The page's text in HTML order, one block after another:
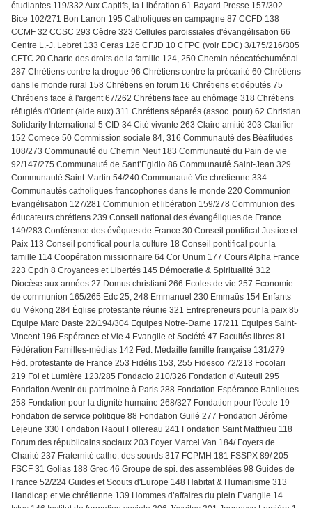
étudiantes 119/332 Aux Captifs, la Libération 61 Bayard Presse 157/302
Bice 102/271 Bon Larron 195 Catholiques en campagne 87 CCFD 138
CCMF 32 CCSC 293 Cèdre 323 Cellules paroissiales d'évangélisation 66
Centre L.-J. Lebret 133 Ceras 126 CFJD 10 CFPC (voir EDC) 3/175/216/305
CFTC 20 Charte des droits de la famille 124, 250 Chemin néocatéchuménal
287 Chrétiens contre la drogue 96 Chrétiens contre la précarité 60 Chrétiens
dans le monde rural 158 Chrétiens en forum 16 Chrétiens et députés 75
Chrétiens face à l'argent 67/262 Chrétiens face au chômage 318 Chrétiens
réfugiés d'Orient (aide aux) 311 Chrétiens séparés (assoc. pour) 62 Christian
Solidarity International 5 CID 34 Cité vivante 263 Claire amitié 303 Clarifier
152 Comece 50 Commission sociale 84, 316 Communauté des Béatitudes
108/273 Communauté du Chemin Neuf 183 Communauté du Pain de vie
92/147/275 Communauté de Sant’Egidio 86 Communauté Saint-Jean 329
Communauté Saint-Martin 54/240 Communauté Vie chrétienne 334
Communautés catholiques francophones dans le monde 220 Communion
Evangélisation 127/281 Communion et libération 159/278 Communion des
éducateurs chrétiens 239 Conseil national des évangéliques de France
149/283 Conférence des évêques de France 30 Conseil pontifical Justice et
Paix 113 Conseil pontifical pour la culture 18 Conseil pontifical pour la
famille 114 Coopération missionnaire 64 Cor Unum 177 Cours Alpha France
223 Cpdh 8 Croyances et Libertés 145 Démocratie & Spiritualité 312
Diocèse aux armées 27 Domus christiani 266 Ecoles de vie 257 Economie
de communion 165/265 Edc 25, 248 Emmanuel 230 Emmaüs 154 Enfants
du Mékong 284 Église protestante réunie 321 Entrepreneurs pour la paix 85
Equipe Marc Daste 22/194/304 Equipes Notre-Dame 17/211 Equipes Saint-
Vincent 196 Espérance et Vie 4 Evangile et Société 47 Facultés libres 81
Fédération Familles-médias 142 Féd. Médaille famille française 131/279
Féd. protestante de France 253 Fidélis 153, 255 Fidesco 72/213 Focolari
219 Foi et Lumière 123/285 Fondacio 210/326 Fondation d’Auteuil 295
Fondation Avenir du patrimoine à Paris 288 Fondation Espérance Banlieues
258 Fondation pour la dignité humaine 268/327 Fondation pour l'école 19
Fondation de service politique 88 Fondation Guilé 277 Fondation Jérôme
Lejeune 330 Fondation Raoul Follereau 241 Fondation Saint Matthieu 118
Forum des républicains sociaux 203 Foyer Marcel Van 184/ Foyers de
Charité 237 Fraternité catho. des sourds 317 FCPMH 181 FSSPX 89/ 205
FSCF 31 Golias 188 Grec 46 Groupe de spi. des assemblées 98 Guides de
France 52/224 Guides et Scouts d'Europe 148 Habitat & Humanisme 313
Handicap et vie chrétienne 139 Hommes d’affaires du plein Evangile 14